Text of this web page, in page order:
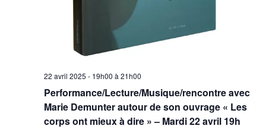
Performance/Lecture/Musique/rencontre avec
Marie Demunter autour de son ouvrage « Les
corps ont mieux à dire » – Mardi 22 avril 19h
22 avril 2025 - 19h00 à 21h00